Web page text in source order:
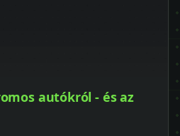
autókról - és az